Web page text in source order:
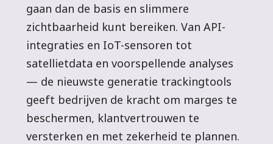
gaan dan de basis en slimmere
zichtbaarheid kunt bereiken. Van API-
integraties en IoT-sensoren tot
satellietdata en voorspellende analyses
— de nieuwste generatie trackingtools
geeft bedrijven de kracht om marges te
beschermen, klantvertrouwen te
versterken en met zekerheid te plannen.